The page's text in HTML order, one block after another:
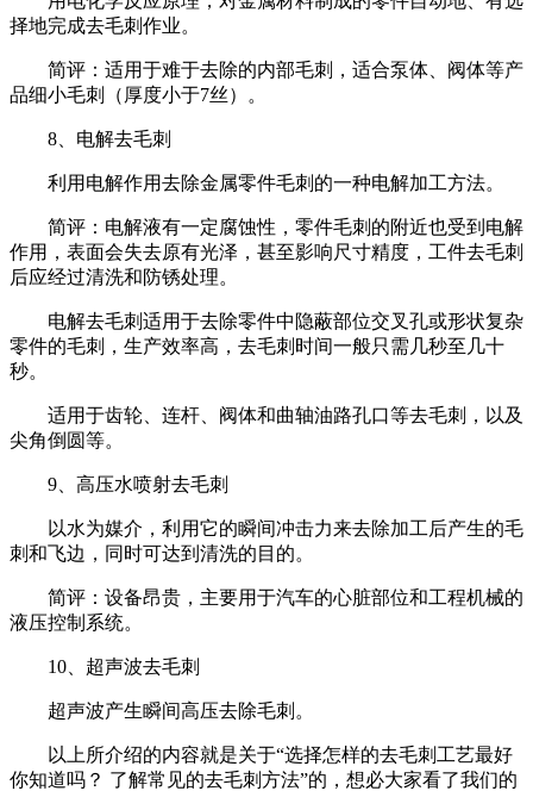
择地完成去毛刺作业。
简评：适用于难于去除的内部毛刺，适合泵体、阀体等产
品细小毛刺（厚度小于7丝）。
8、电解去毛刺
利用电解作用去除金属零件毛刺的一种电解加工方法。
简评：电解液有一定腐蚀性，零件毛刺的附近也受到电解
作用，表面会失去原有光泽，甚至影响尺寸精度，工件去毛刺
后应经过清洗和防锈处理。
电解去毛刺适用于去除零件中隐蔽部位交叉孔或形状复杂
零件的毛刺，生产效率高，去毛刺时间一般只需几秒至几十
秒。
适用于齿轮、连杆、阀体和曲轴油路孔口等去毛刺，以及
尖角倒圆等。
9、高压水喷射去毛刺
以水为媒介，利用它的瞬间冲击力来去除加工后产生的毛
刺和飞边，同时可达到清洗的目的。
简评：设备昂贵，主要用于汽车的心脏部位和工程机械的
液压控制系统。
10、超声波去毛刺
超声波产生瞬间高压去除毛刺。
以上所介绍的内容就是关于“选择怎样的去毛刺工艺最好
你知道吗？ 了解常见的去毛刺方法”的，想必大家看了我们的